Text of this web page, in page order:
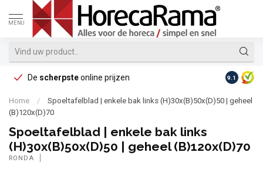
MENU
De scherpsteonline prijzen Op
9.1
Home /
Spoeltafelblad | enkele bak links (H)30x(B)50x(D)50 | geheel
(B)120x(D)70
Spoeltafelblad | enkele bak links
(H)30x(B)50x(D)50 | geheel (B)120x(D)70
RONDA